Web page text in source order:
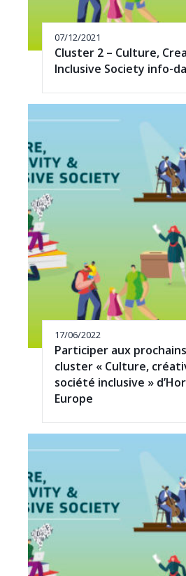
07/12/2021
Cluster 2 – Culture,
Inclusive Society info-
17/06/2022
Participer aux
cluster « Culture,
société inclusive »
Europe